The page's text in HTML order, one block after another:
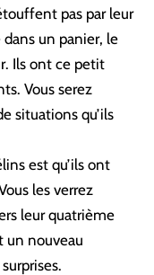
pas par leur
un panier, le
Ils ont ce petit
Vous serez
situations qu’ils
est qu’ils ont
les verrez
leur quatrième
un nouveau